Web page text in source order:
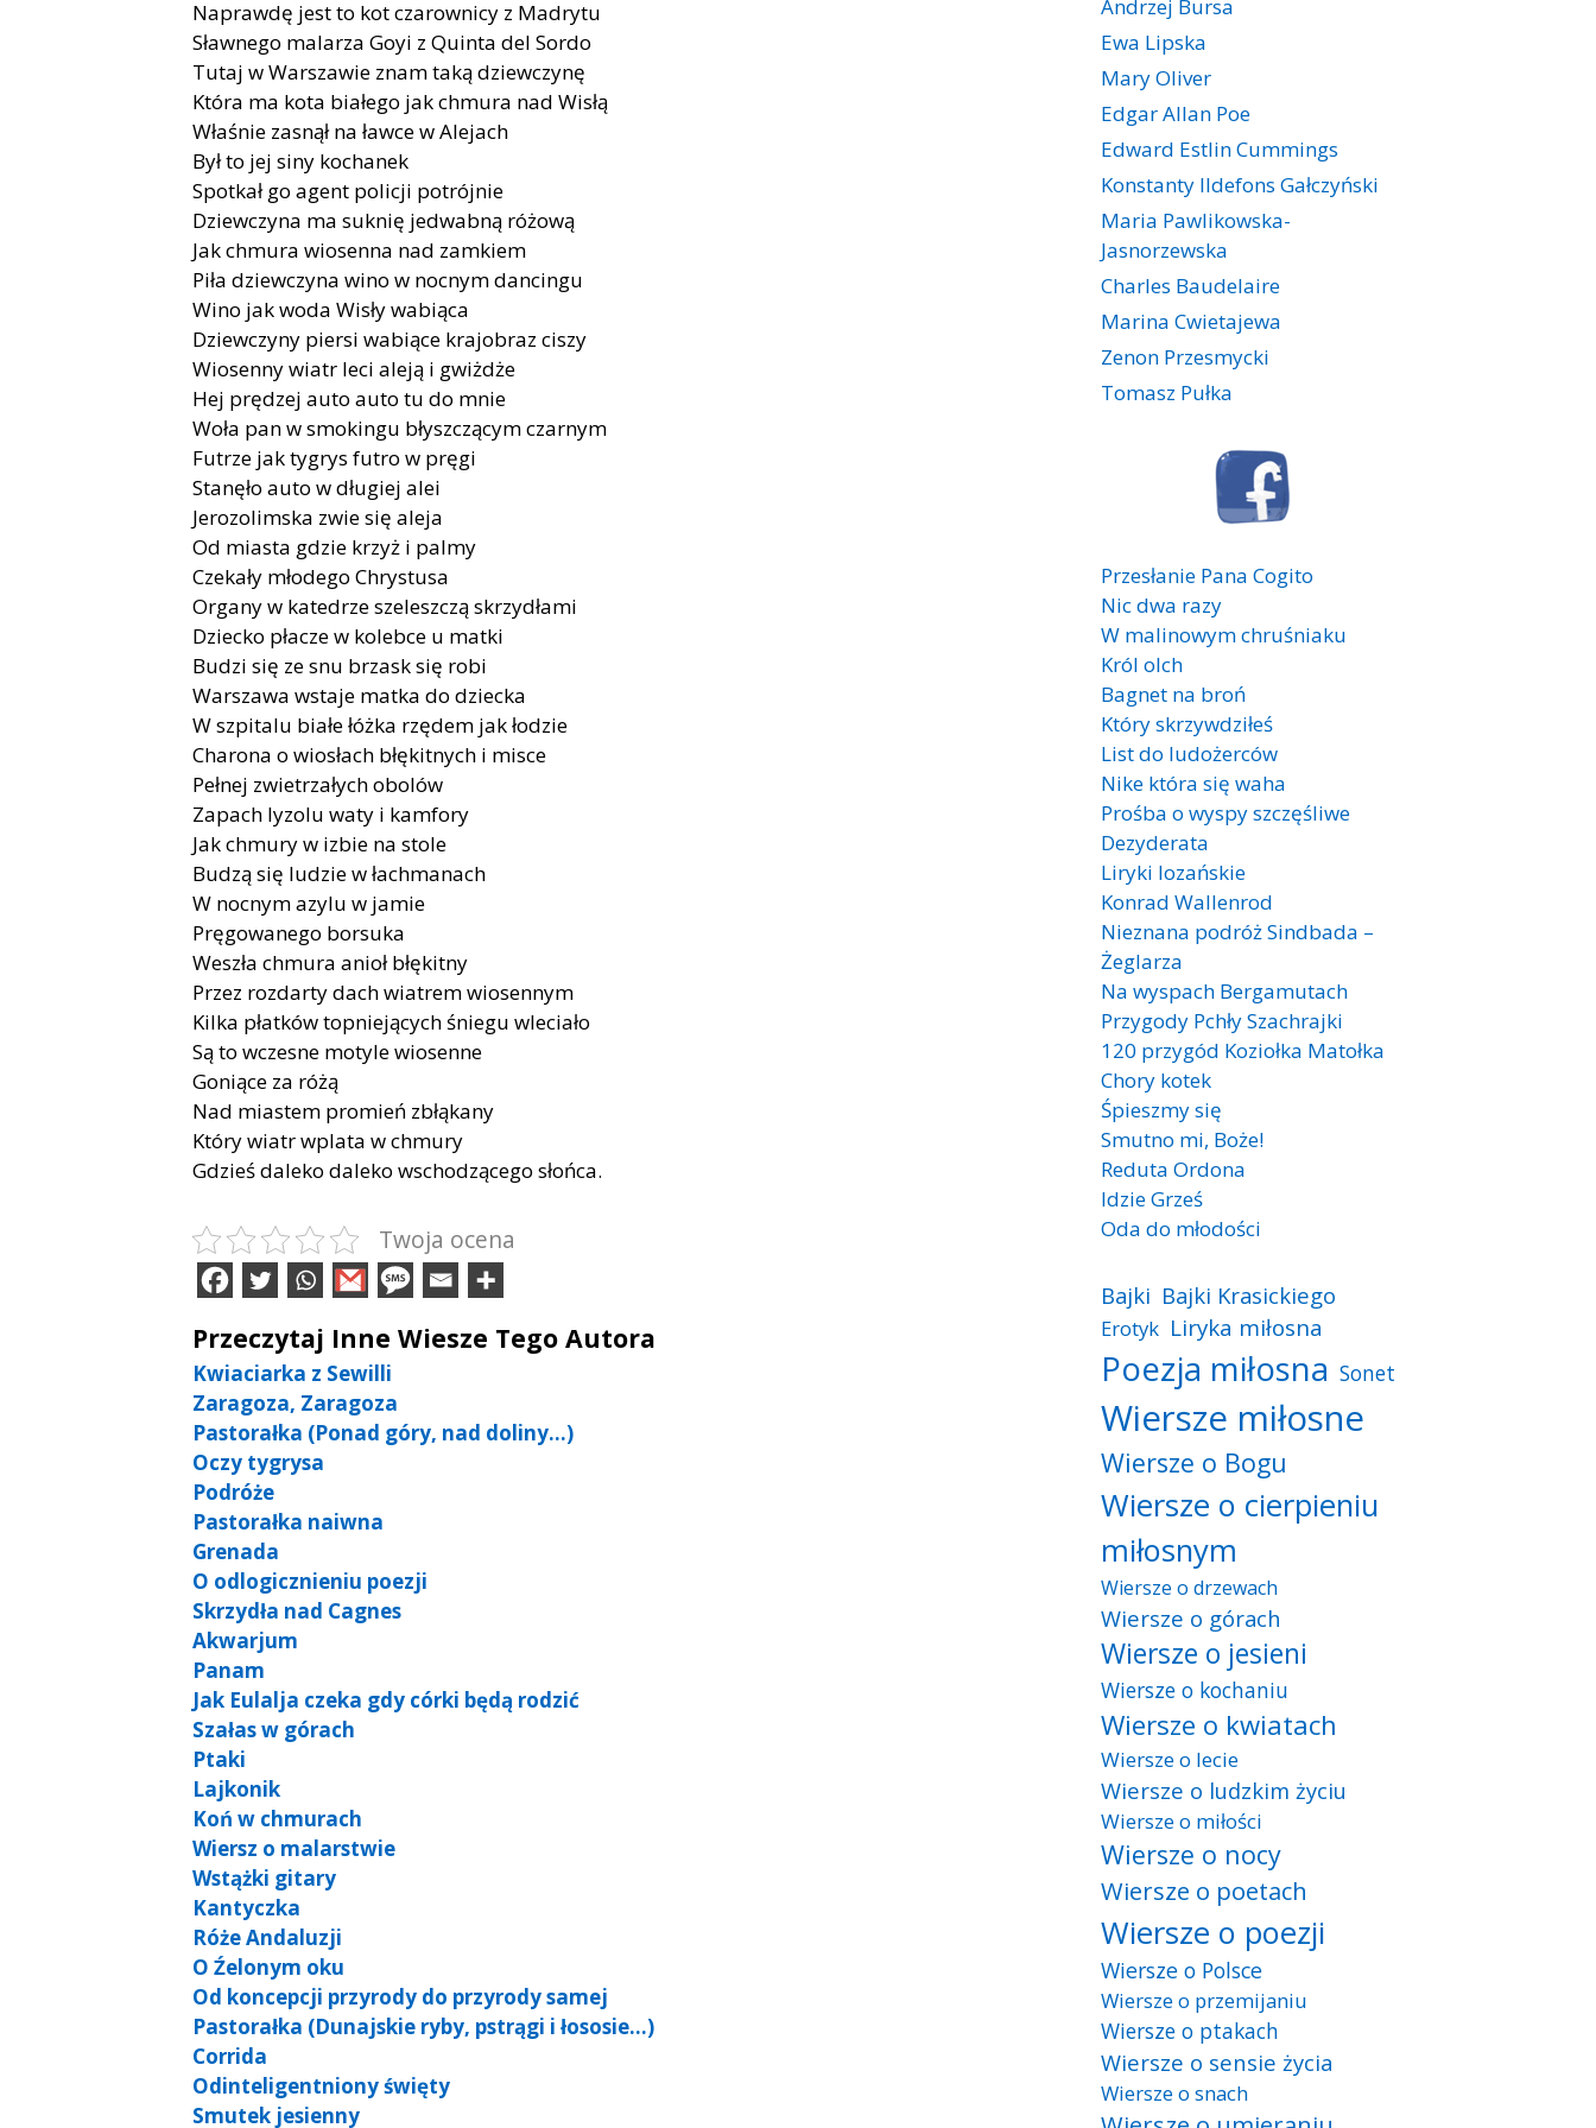
Naprawdę jest to kot czarownicy z Madrytu
Sławnego malarza Goyi z Quinta del Sordo
Tutaj w Warszawie znam taką dziewczynę
Która ma kota białego jak chmura nad Wisłą
Właśnie zasnął na ławce w Alejach
Był to jej siny kochanek
Spotkał go agent policji potrójnie
Dziewczyna ma suknię jedwabną różową
Jak chmura wiosenna nad zamkiem
Piła dziewczyna wino w nocnym dancingu
Wino jak woda Wisły wabiąca
Dziewczyny piersi wabiące krajobraz ciszy
Wiosenny wiatr leci aleją i gwiżdże
Hej prędzej auto auto tu do mnie
Woła pan w smokingu błyszczącym czarnym
Futrze jak tygrys futro w pręgi
Stanęło auto w długiej alei
Jerozolimska zwie się aleja
Od miasta gdzie krzyż i palmy
Czekały młodego Chrystusa
Organy w katedrze szeleszczą skrzydłami
Dziecko płacze w kolebce u matki
Budzi się ze snu brzask się robi
Warszawa wstaje matka do dziecka
W szpitalu białe łóżka rzędem jak łodzie
Charona o wiosłach błękitnych i misce
Pełnej zwietrzałych obolów
Zapach lyzolu waty i kamfory
Jak chmury w izbie na stole
Budzą się ludzie w łachmanach
W nocnym azylu w jamie
Pręgowanego borsuka
Weszła chmura anioł błękitny
Przez rozdarty dach wiatrem wiosennym
Kilka płatków topniejących śniegu wleciało
Są to wczesne motyle wiosenne
Goniące za różą
Nad miastem promień zbłąkany
Który wiatr wplata w chmury
Gdzieś daleko daleko wschodzącego słońca.
Twoja ocena
Przeczytaj Inne Wiesze Tego Autora
Kwiaciarka z Sewilli
Zaragoza, Zaragoza
Pastorałka (Ponad góry, nad doliny…)
Oczy tygrysa
Podróże
Pastorałka naiwna
Grenada
O odlogicznieniu poezji
Skrzydła nad Cagnes
Akwarjum
Panam
Jak Eulalja czeka gdy córki będą rodzić
Szałas w górach
Ptaki
Lajkonik
Koń w chmurach
Wiersz o malarstwie
Wstążki gitary
Kantyczka
Róże Andaluzji
O Źelonym oku
Od koncepcji przyrody do przyrody samej
Pastorałka (Dunajskie ryby, pstrągi i łososie…)
Corrida
Odinteligentniony święty
Smutek jesienny
Andrzej Bursa
Ewa Lipska
Mary Oliver
Edgar Allan Poe
Edward Estlin Cummings
Konstanty Ildefons Gałczyński
Maria Pawlikowska-
Jasnorzewska
Charles Baudelaire
Marina Cwietajewa
Zenon Przesmycki
Tomasz Pułka
Przesłanie Pana Cogito
Nic dwa razy
W malinowym chruśniaku
Król olch
Bagnet na broń
Który skrzywdziłeś
List do ludożerców
Nike która się waha
Prośba o wyspy szczęśliwe
Dezyderata
Liryki lozańskie
Konrad Wallenrod
Nieznana podróż Sindbada –
Żeglarza
Na wyspach Bergamutach
Przygody Pchły Szachrajki
120 przygód Koziołka Matołka
Chory kotek
Śpieszmy się
Smutno mi, Boże!
Reduta Ordona
Idzie Grześ
Oda do młodości
Bajki Bajki Krasickiego
Erotyk Liryka miłosna
Poezja miłosna Sonet
Wiersze miłosne
Wiersze o Bogu
Wiersze o cierpieniu
miłosnym
Wiersze o drzewach
Wiersze o górach
Wiersze o jesieni
Wiersze o kochaniu
Wiersze o kwiatach
Wiersze o lecie
Wiersze o ludzkim życiu
Wiersze o miłości
Wiersze o nocy
Wiersze o poetach
Wiersze o poezji
Wiersze o Polsce
Wiersze o przemijaniu
Wiersze o ptakach
Wiersze o sensie życia
Wiersze o snach